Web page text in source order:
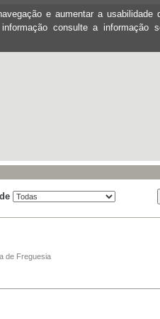
e aumentar a usabilidade
consulte a informação
de Freguesia